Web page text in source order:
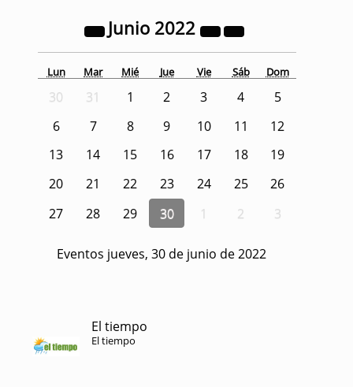
Junio 2022
Lun Mar Mié Jue Vie Sáb Dom
30 31 1 2 3 4
5
6
7 8 9 10 11
12
13
14 15 16 17 18
19
20
21 22 23 24 25
26
27
28 29 30 1 2 3
Eventos jueves, 30 de junio de 2022
El tiempo
El tiempo